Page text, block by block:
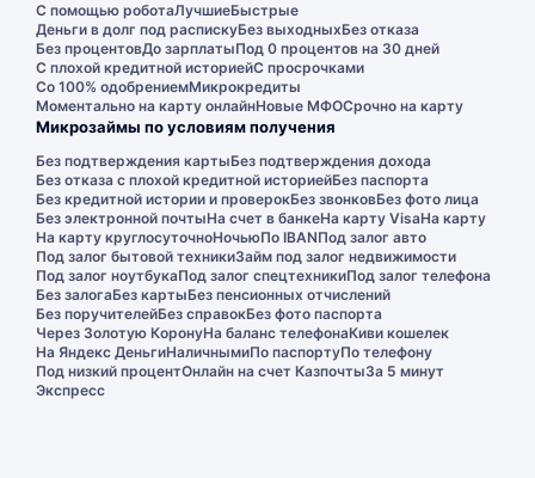
С помощью роботаЛучшиеБыстрые
Деньги в долг под распискуБез выходныхБез отказа
Без процентовДо зарплатыПод 0 процентов на 30 дней
С плохой кредитной историейС просрочками
Со 100% одобрениемМикрокредиты
Моментально на карту онлайнНовые МФОСрочно на карту
Микрозаймы по условиям получения
Без подтверждения картыБез подтверждения дохода
Без отказа с плохой кредитной историейБез паспорта
Без кредитной истории и проверокБез звонковБез фото лица
Без электронной почтыНа счет в банкеНа карту VisaНа карту
На карту круглосуточноНочьюПо IBANПод залог авто
Под залог бытовой техникиЗайм под залог недвижимости
Под залог ноутбукаПод залог спецтехникиПод залог телефона
Без залогаБез картыБез пенсионных отчислений
Без поручителейБез справокБез фото паспорта
Через Золотую КоронуНа баланс телефонаКиви кошелек
На Яндекс ДеньгиНаличнымиПо паспортуПо телефону
Под низкий процентОнлайн на счет КазпочтыЗа 5 минут
Экспресс